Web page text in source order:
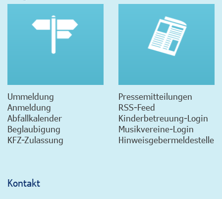
Ummeldung
Anmeldung
Abfallkalender
Beglaubigung
KFZ-Zulassung
Pressemitteilungen
RSS-Feed
Kinderbetreuung-Login
Musikvereine-Login
Hinweisgebermeldestelle
Kontakt